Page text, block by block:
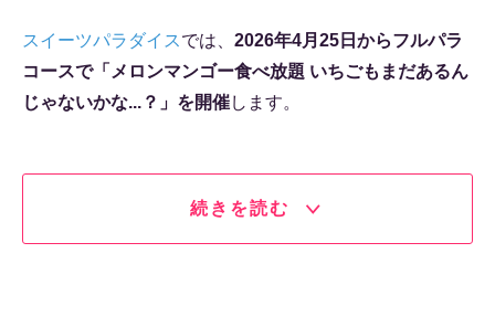
スイーツパラダイスでは、 2026年4月25日からフルパラ
コースで「メロンマンゴー食べ放題 いちごもまだあるん
じゃないかな...？」を開催します。
続きを読む